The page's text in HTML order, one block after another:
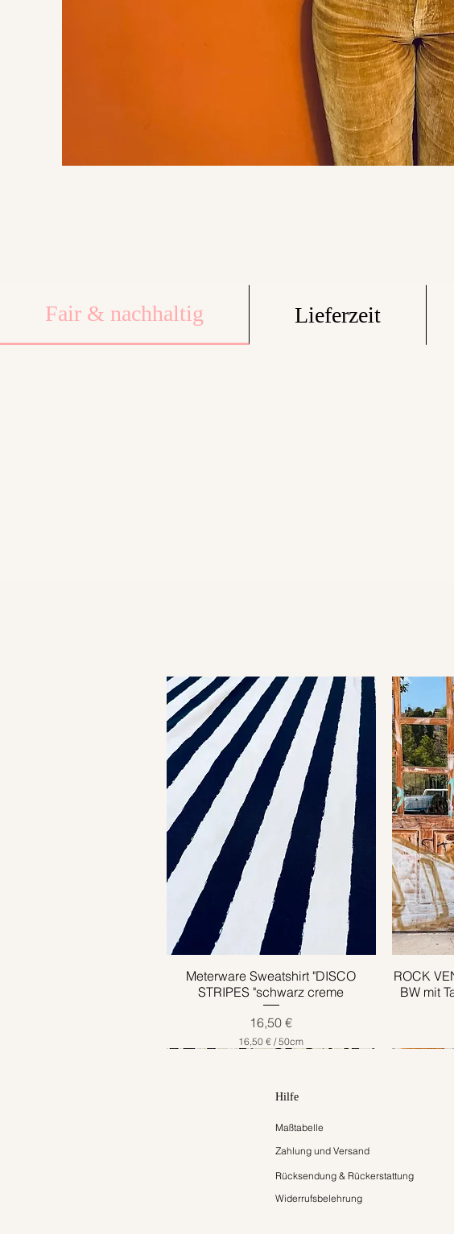
Fair & nachhaltig Lieferzeit
Schnellansicht
Meterware Sweatshirt "DISCO
STRIPES "schwarz creme
Preis
16,50 €
16,50 € /50cm
5
€
o
5
0
ROCK
BW mit
Hilfe
Maßtabelle
Zahlung und Versand
Rücksendung & Rückerstattung
Widerrufsbelehrung